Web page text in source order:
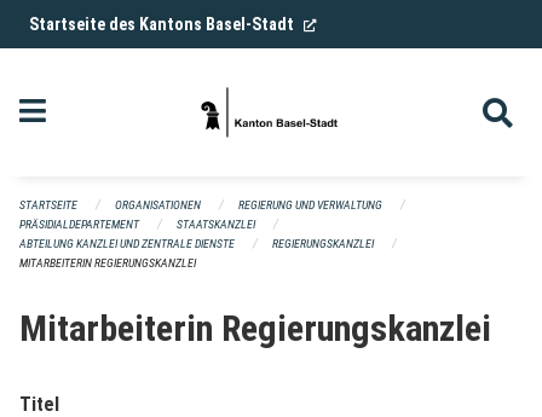
Navigation überspringen
Startseite des Kantons Basel-Stadt (External Link)
STARTSEITE ORGANISATIONEN
REGIERUNG UND VERWALTUNG
PRÄSIDIALDEPARTEMENT
STAATSKANZLEI
ABTEILUNG KANZLEI UND ZENTRALE DIENSTE
REGIERUNGSKANZLEI
MITARBEITERIN REGIERUNGSKANZLEI
Mitarbeiterin Regierungskanzlei
Titel